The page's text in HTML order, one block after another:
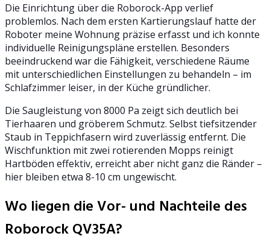
Die Einrichtung über die Roborock-App verlief
problemlos. Nach dem ersten Kartierungslauf hatte der
Roboter meine Wohnung präzise erfasst und ich konnte
individuelle Reinigungspläne erstellen. Besonders
beeindruckend war die Fähigkeit, verschiedene Räume
mit unterschiedlichen Einstellungen zu behandeln – im
Schlafzimmer leiser, in der Küche gründlicher.
Die Saugleistung von 8000 Pa zeigt sich deutlich bei
Tierhaaren und gröberem Schmutz. Selbst tiefsitzender
Staub in Teppichfasern wird zuverlässig entfernt. Die
Wischfunktion mit zwei rotierenden Mopps reinigt
Hartböden effektiv, erreicht aber nicht ganz die Ränder –
hier bleiben etwa 8-10 cm ungewischt.
Wo liegen die Vor- und Nachteile des
Roborock QV35A?